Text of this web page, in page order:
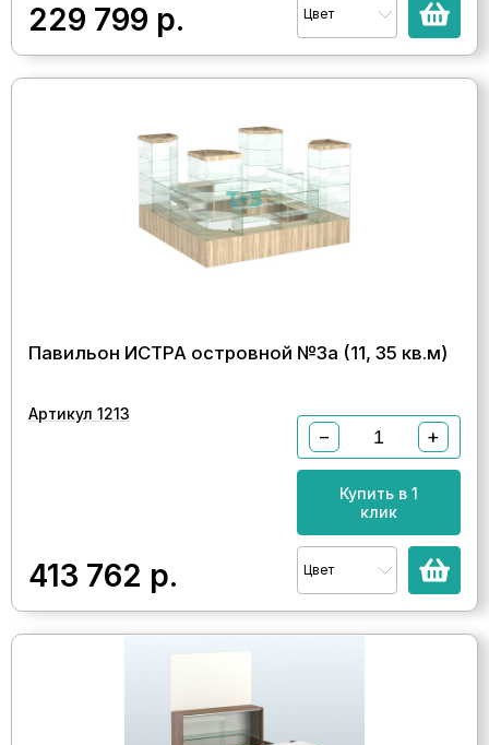
229 799 р. Цвет
Павильон ИСТРА островной №3а (11, 35 кв.м)
Артикул 1213
413 762 р.
− +
Купить в 1
клик
Цвет